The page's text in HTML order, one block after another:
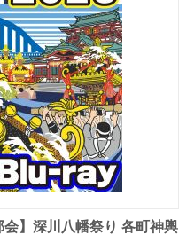
会】深川八幡祭り 各町神輿